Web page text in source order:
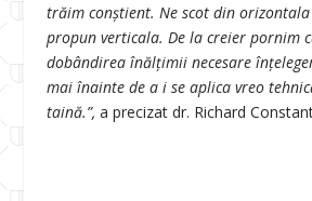
trăim conștient. Ne scot din
propun verticala. De la creier pornim
dobândirea înălțimii necesare
mai înainte de a i se aplica vreo
taină.”, a precizat dr. Richard